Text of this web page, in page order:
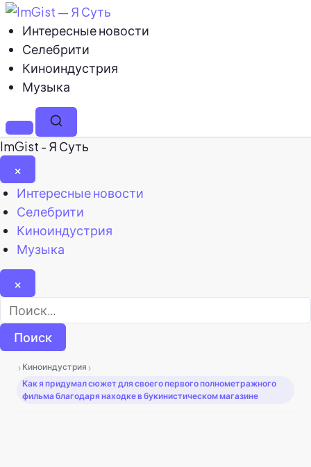
Интересные новости
Селебрити
Киноиндустрия
Музыка
МенюПоиск
ImGist - Я Суть
×
Закрыть
меню
Интересные новости
Селебрити
Киноиндустрия
Музыка
×
Найти:
› Киноиндустрия ›
Как я придумал сюжет для своего первого полнометражного
фильма благодаря находке в букинистическом магазине